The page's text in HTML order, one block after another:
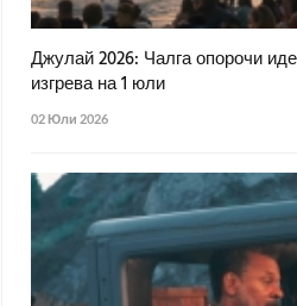
Джулай 2026: Чалга опорочи
изгрева на 1 юли
02 Юли 2026